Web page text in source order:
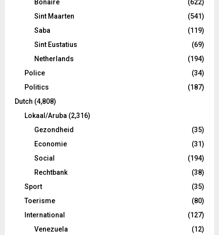
Bonaire
(622)
Sint Maarten
(541)
Saba
(119)
Sint Eustatius
(69)
Netherlands
(194)
Police
(34)
Politics
(187)
Dutch (4,808)
Lokaal/Aruba (2,316)
Gezondheid
(35)
Economie
(31)
Social
(194)
Rechtbank
(38)
Sport
(35)
Toerisme
(80)
International
(127)
Venezuela
(12)